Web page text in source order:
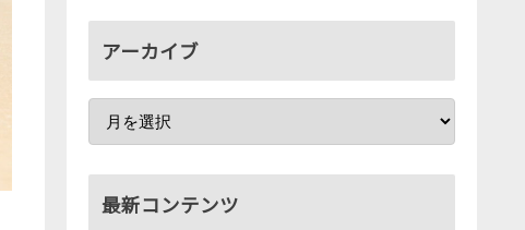
アーカイブ
最新コンテンツ